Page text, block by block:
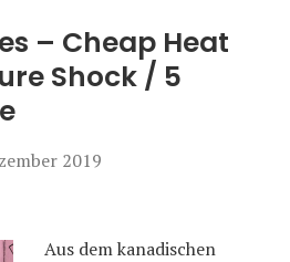
– Cheap Heat
Shock / 5
2019
Aus dem kanadischen